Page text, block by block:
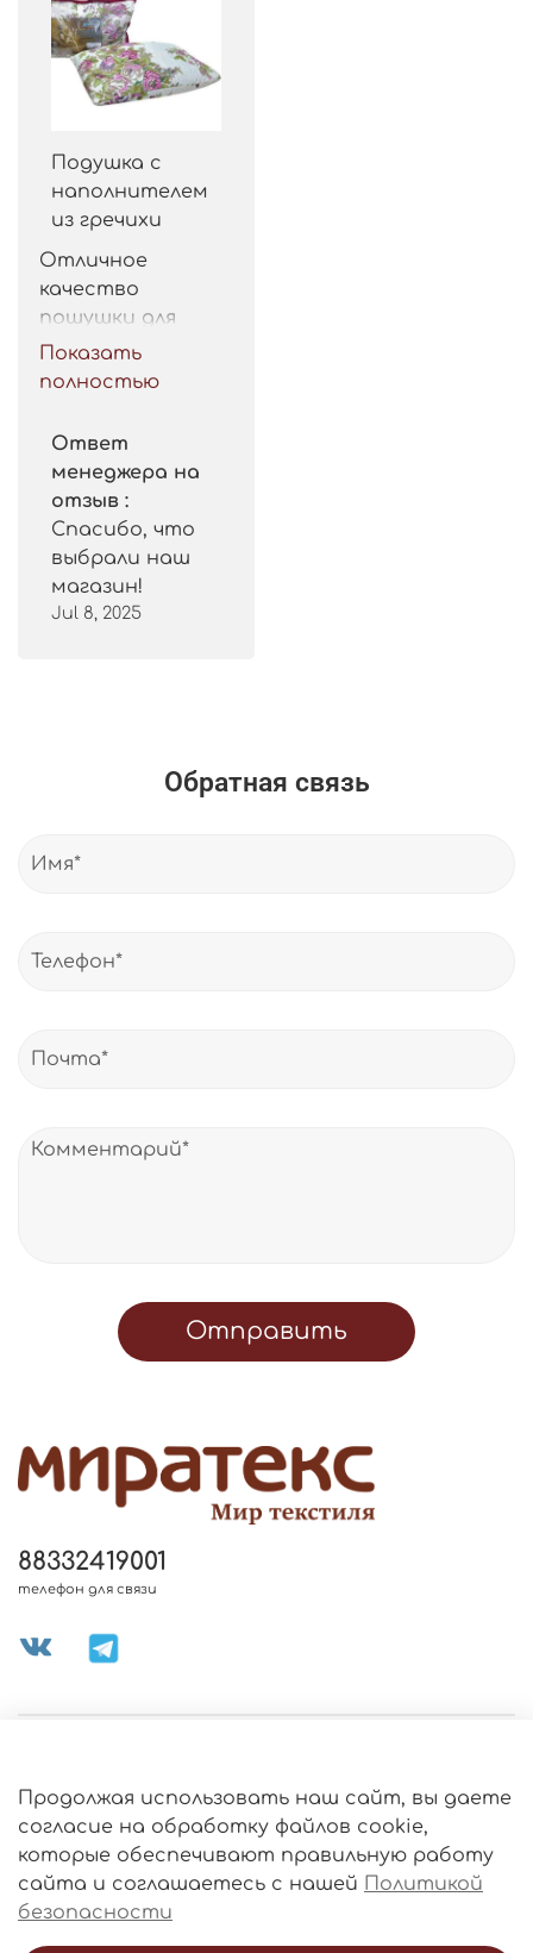
Подушка с
наполнителем
из гречихи
Отличное
качество
пошушки для
такой цены.
Рекомендую.
Показать
полностью
Ответ
менеджера на
отзыв :
Спасибо, что
выбрали наш
магазин!
Jul 8, 2025
Обратная связь
Отправить
ИНФОРМАЦИЯ
О МАГАЗИНЕ
88332419001
телефон для связи
Продолжая использовать наш сайт, вы даете
согласие на обработку файлов cookie,
которые обеспечивают правильную работу
сайта и соглашаетесь с нашей Политикой
безопасности
Политика
обработки